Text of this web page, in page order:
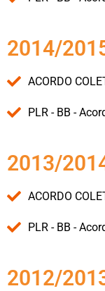
2014/
ACORDO
PLR - BB -
2013/
ACORDO
PLR - BB -
2012/